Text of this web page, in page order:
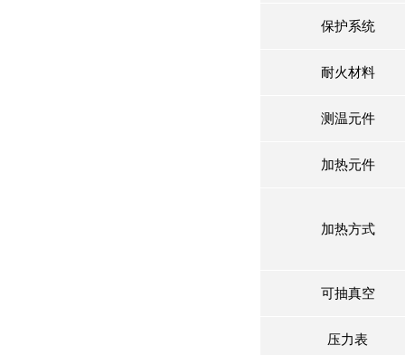
保护系统
耐火材料
测温元件
加热元件
加热方式
可抽真空
压力表